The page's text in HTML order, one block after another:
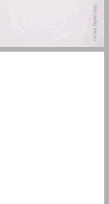
ב. ההקשר הכפרי והחקלאי ... 13